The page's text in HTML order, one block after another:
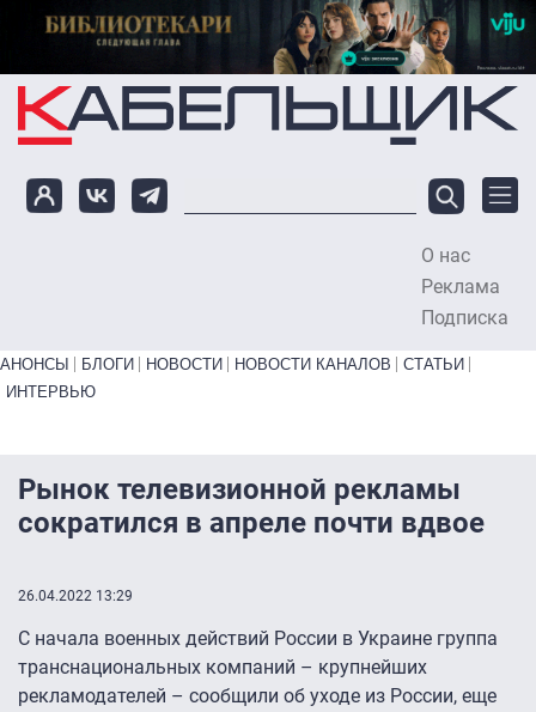
Перейти к основному содержанию
О нас
Реклама
Подписка
Primary links bottom
АНОНСЫ БЛОГИ НОВОСТИ НОВОСТИ КАНАЛОВ
СТАТЬИ
ИНТЕРВЬЮ
Рынок телевизионной рекламы
сократился в апреле почти вдвое
26.04.2022 13:29
С начала военных действий России в Украине группа
транснациональных компаний – крупнейших
рекламодателей – сообщили об уходе из России, еще